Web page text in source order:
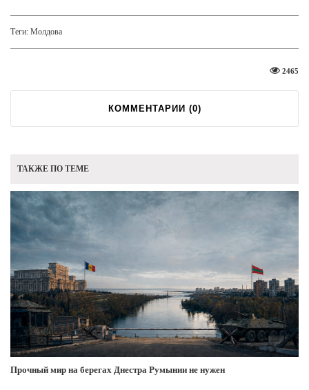
Теги: Молдова
2465
КОММЕНТАРИИ (0)
ТАКЖЕ ПО ТЕМЕ
Прочный мир на берегах Днестра Румынии не нужен